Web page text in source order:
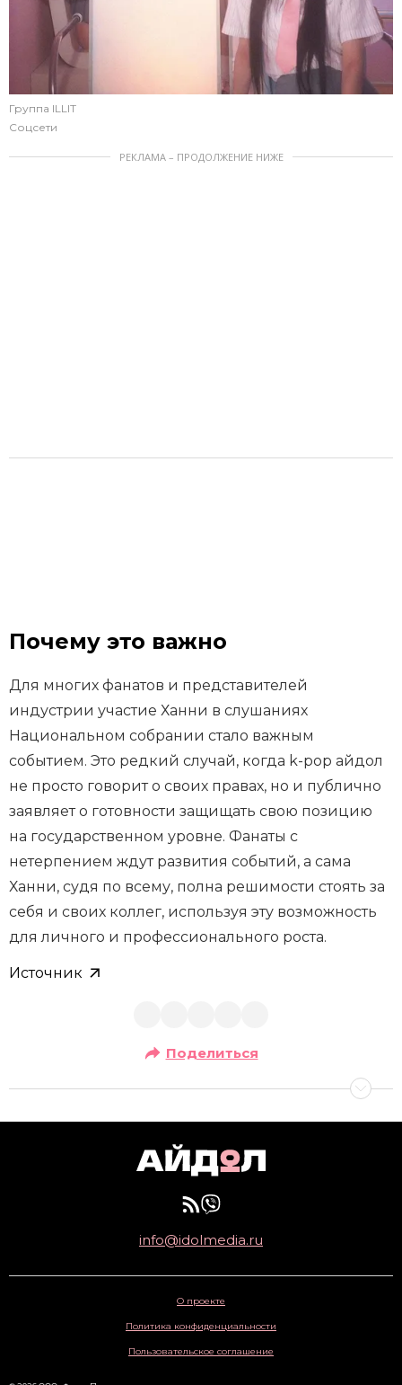
Группа ILLIT
Соцсети
РЕКЛАМА – ПРОДОЛЖЕНИЕ НИЖЕ
Почему это важно
Для многих фанатов и представителей
индустрии участие Ханни в слушаниях
Национальном собрании стало важным
событием. Это редкий случай, когда k-pop айдол
не просто говорит о своих правах, но и публично
заявляет о готовности защищать свою позицию
на государственном уровне. Фанаты с
нетерпением ждут развития событий, а сама
Ханни, судя по всему, полна решимости стоять за
себя и своих коллег, используя эту возможность
для личного и профессионального роста.
Источник
Поделиться
info@idolmedia.ru
О проекте
Политика конфиденциальности
Пользовательское соглашение